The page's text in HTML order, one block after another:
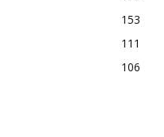
153
111
106